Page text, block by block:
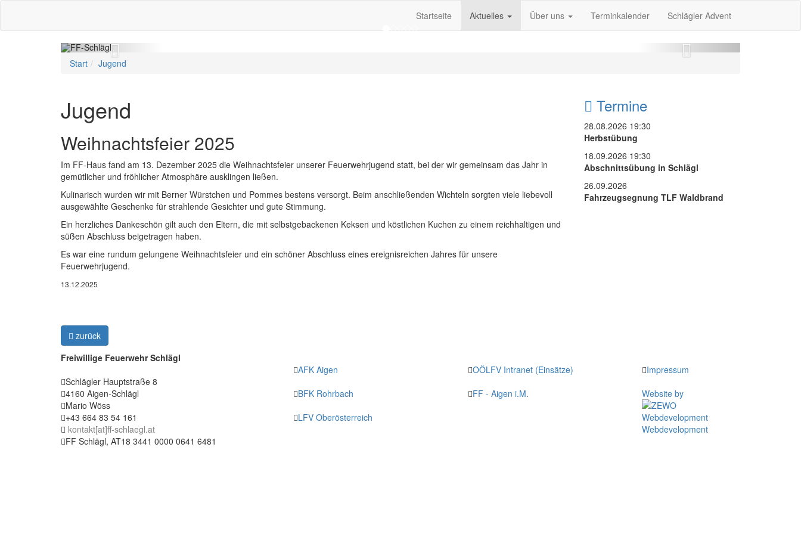
Startseite Aktuelles Über uns Terminkalender Schlägler Advent
Gott zur Ehr, dem Nächsten zur Wehr!
Zurück Weiter
Start Jugend
Jugend
Weihnachtsfeier 2025
Im FF-Haus fand am 13. Dezember 2025 die Weihnachtsfeier unserer Feuerwehrjugend statt, bei der wir gemeinsam das Jahr in
gemütlicher und fröhlicher Atmosphäre ausklingen ließen.
Kulinarisch wurden wir mit Berner Würstchen und Pommes bestens versorgt. Beim anschließenden Wichteln sorgten viele liebevoll
ausgewählte Geschenke für strahlende Gesichter und gute Stimmung.
Ein herzliches Dankeschön gilt auch den Eltern, die mit selbstgebackenen Keksen und köstlichen Kuchen zu einem reichhaltigen und
süßen Abschluss beigetragen haben.
Es war eine rundum gelungene Weihnachtsfeier und ein schöner Abschluss eines ereignisreichen Jahres für unsere
Feuerwehrjugend.
13.12.2025
zurück
Termine
28.08.2026 19:30
Herbstübung
18.09.2026 19:30
Abschnittsübung in Schlägl
26.09.2026
Fahrzeugsegnung TLF Waldbrand
Freiwillige Feuerwehr Schlägl
Schlägler Hauptstraße 8
4160 Aigen-Schlägl
Mario Wöss
+43 664 83 54 161
kontakt[at]ff-schlaegl.at
FF Schlägl, AT18 3441 0000 0641 6481
AFK Aigen
BFK Rohrbach
LFV Oberösterreich
OÖLFV Intranet (Einsätze)
FF - Aigen i.M.
Impressum
Website by
Webdevelopment